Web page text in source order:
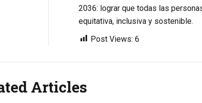
2036: lograr que todas las
equitativa, inclusiva y sostenible.
Post Views: 6
Articles